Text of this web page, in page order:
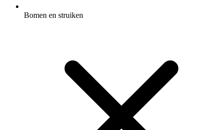
Bomen en struiken